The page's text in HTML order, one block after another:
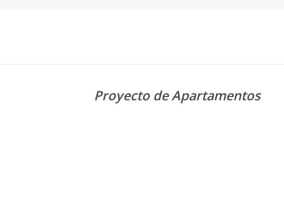
Proyecto de Apartamentos